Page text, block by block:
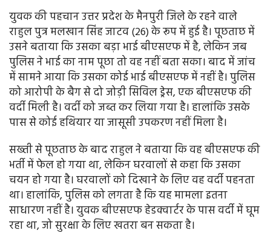
युवक की पहचान उत्तर प्रदेश के मैनपुरी जिले के रहने वाले
राहुल पुत्र मलखान सिंह जाटव (26) के रूप में हुई है। पूछताछ में
उसने बताया कि उसका बड़ा भाई बीएसएफ में है, लेकिन जब
पुलिस ने भाई का नाम पूछा तो वह नहीं बता सका। बाद में जांच
में सामने आया कि उसका कोई भाई बीएसएफ में नहीं है। पुलिस
को आरोपी के बैग से दो जोड़ी सिविल ड्रेस, एक बीएसएफ की
वर्दी मिली है। वर्दी को जब्त कर लिया गया है। हालांकि उसके
पास से कोई हथियार या जासूसी उपकरण नहीं मिला है।
सख्ती से पूछताछ के बाद राहुल ने बताया कि वह बीएसएफ की
भर्ती में फेल हो गया था, लेकिन घरवालों से कहा कि उसका
चयन हो गया है। घरवालों को दिखाने के लिए वह वर्दी पहनता
था। हालांकि, पुलिस को लगता है कि यह मामला इतना
साधारण नहीं है। युवक बीएसएफ हेडक्वार्टर के पास वर्दी में घूम
रहा था, जो सुरक्षा के लिए खतरा बन सकता है।